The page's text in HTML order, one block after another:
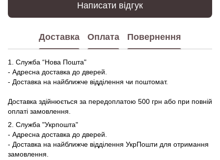
Написати відгук
Доставка Оплата Повернення
1. Служба “Нова Пошта"
- Адресна доставка до дверей.
- Доставка на найближче відділення чи поштомат.
Доставка здійнюється за передоплатою 500 грн або при повній
оплаті замовлення.
2. Служба "Укрпошта"
- Адресна доставка до дверей.
- Доставка на найближче відділення УкрПошти для отримання
замовлення.